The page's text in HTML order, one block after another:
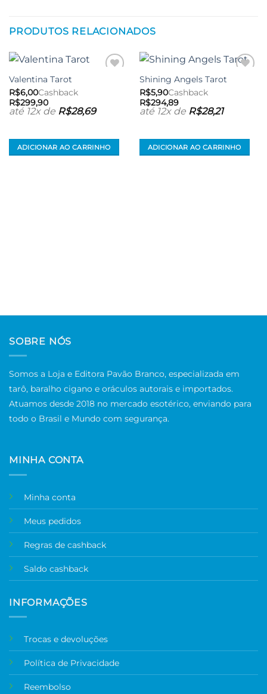
PRODUTOS RELACIONADOS
Valentina Tarot
R$6,00Cashback
R$299,90
até 12x de R$28,69
ADICIONAR AO CARRINHO
Adicionar
Shining Angels Tarot
R$5,90Cashback
R$294,89
até 12x de R$28,21
ADICIONAR AO CARRINHO
SOBRE NÓS
Somos a Loja e Editora Pavão Branco, especializada em
tarô, baralho cigano e oráculos autorais e importados.
Atuamos desde 2018 no mercado esotérico, enviando para
todo o Brasil e Mundo com segurança.
MINHA CONTA
Minha conta
Meus pedidos
Regras de cashback
Saldo cashback
INFORMAÇÕES
Trocas e devoluções
Política de Privacidade
Reembolso